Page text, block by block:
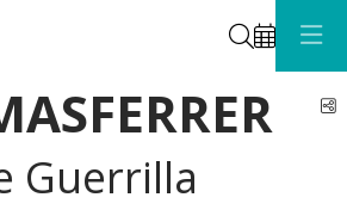
Cerca
Guerrilla